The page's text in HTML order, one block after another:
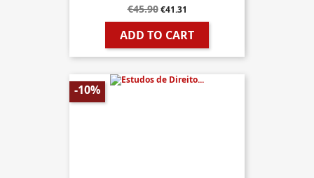
€45.90 €41.31
ADD TO CART
-10%